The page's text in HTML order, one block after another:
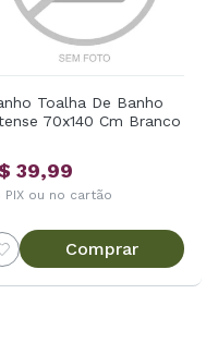
Toalha De Banho
70x140 Cm Branco
39,99
PIX ou no cartão
Comprar